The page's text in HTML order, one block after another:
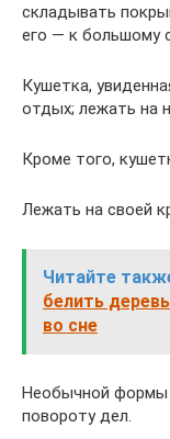
складывать
его — к большому
Кушетка,
отдых; лежать на
Кроме того,
Лежать на своей
Читайте
белить
во сне
Необычной формы
повороту дел.